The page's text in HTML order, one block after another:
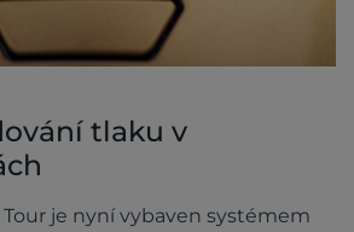
tlaku v
je nyní vybaven systémem